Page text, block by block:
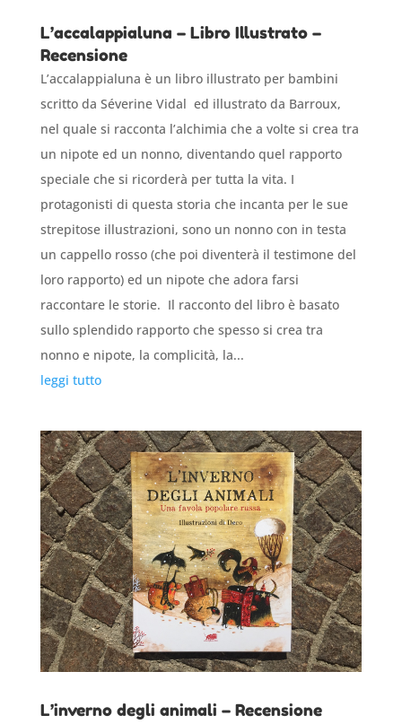
L’accalappialuna – Libro Illustrato –
Recensione
L’accalappialuna è un libro illustrato per bambini
scritto da Séverine Vidal ed illustrato da Barroux,
nel quale si racconta l’alchimia che a volte si crea tra
un nipote ed un nonno, diventando quel rapporto
speciale che si ricorderà per tutta la vita. I
protagonisti di questa storia che incanta per le sue
strepitose illustrazioni, sono un nonno con in testa
un cappello rosso (che poi diventerà il testimone del
loro rapporto) ed un nipote che adora farsi
raccontare le storie. Il racconto del libro è basato
sullo splendido rapporto che spesso si crea tra
nonno e nipote, la complicità, la...
leggi tutto
L’inverno degli animali – Recensione